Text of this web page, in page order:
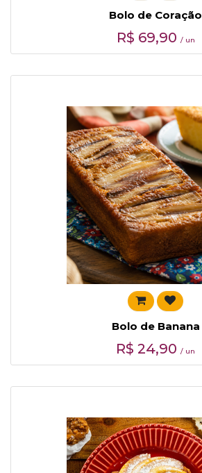
Bolo de Coração
R$ 69,90 / un
Bolo de Banana
R$ 24,90 / un